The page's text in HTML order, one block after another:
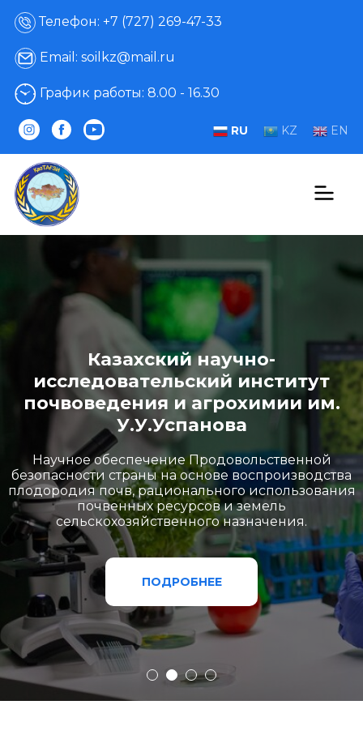
Телефон: +7 (727) 269-47-33
Email: soilkz@mail.ru
График работы: 8.00 - 16.30
RU KZ EN
Казахский научно-
исследовательский институт
почвоведения и агрохимии им.
У.У.Успанова
Научное обеспечение Продовольственной
безопасности страны на основе воспроизводства
плодородия почв, рационального использования
почвенных ресурсов и земель
сельскохозяйственного назначения.
ПОДРОБНЕЕ